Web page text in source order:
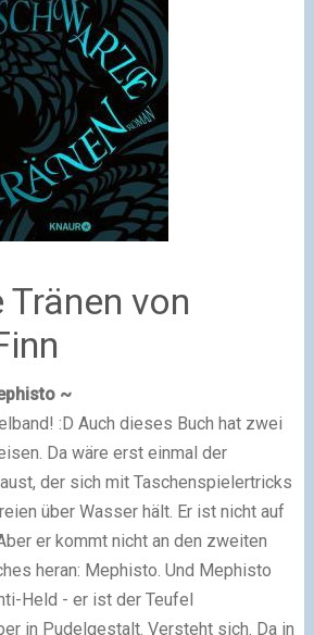
von
~
:D Auch dieses Buch hat zwei
Da wäre erst einmal der
der sich mit Taschenspielertricks
über Wasser hält. Er ist nicht auf
er kommt nicht an den zweiten
heran: Mephisto. Und Mephisto
Held - er ist der Teufel
in Pudelgestalt. Versteht sich. Da in